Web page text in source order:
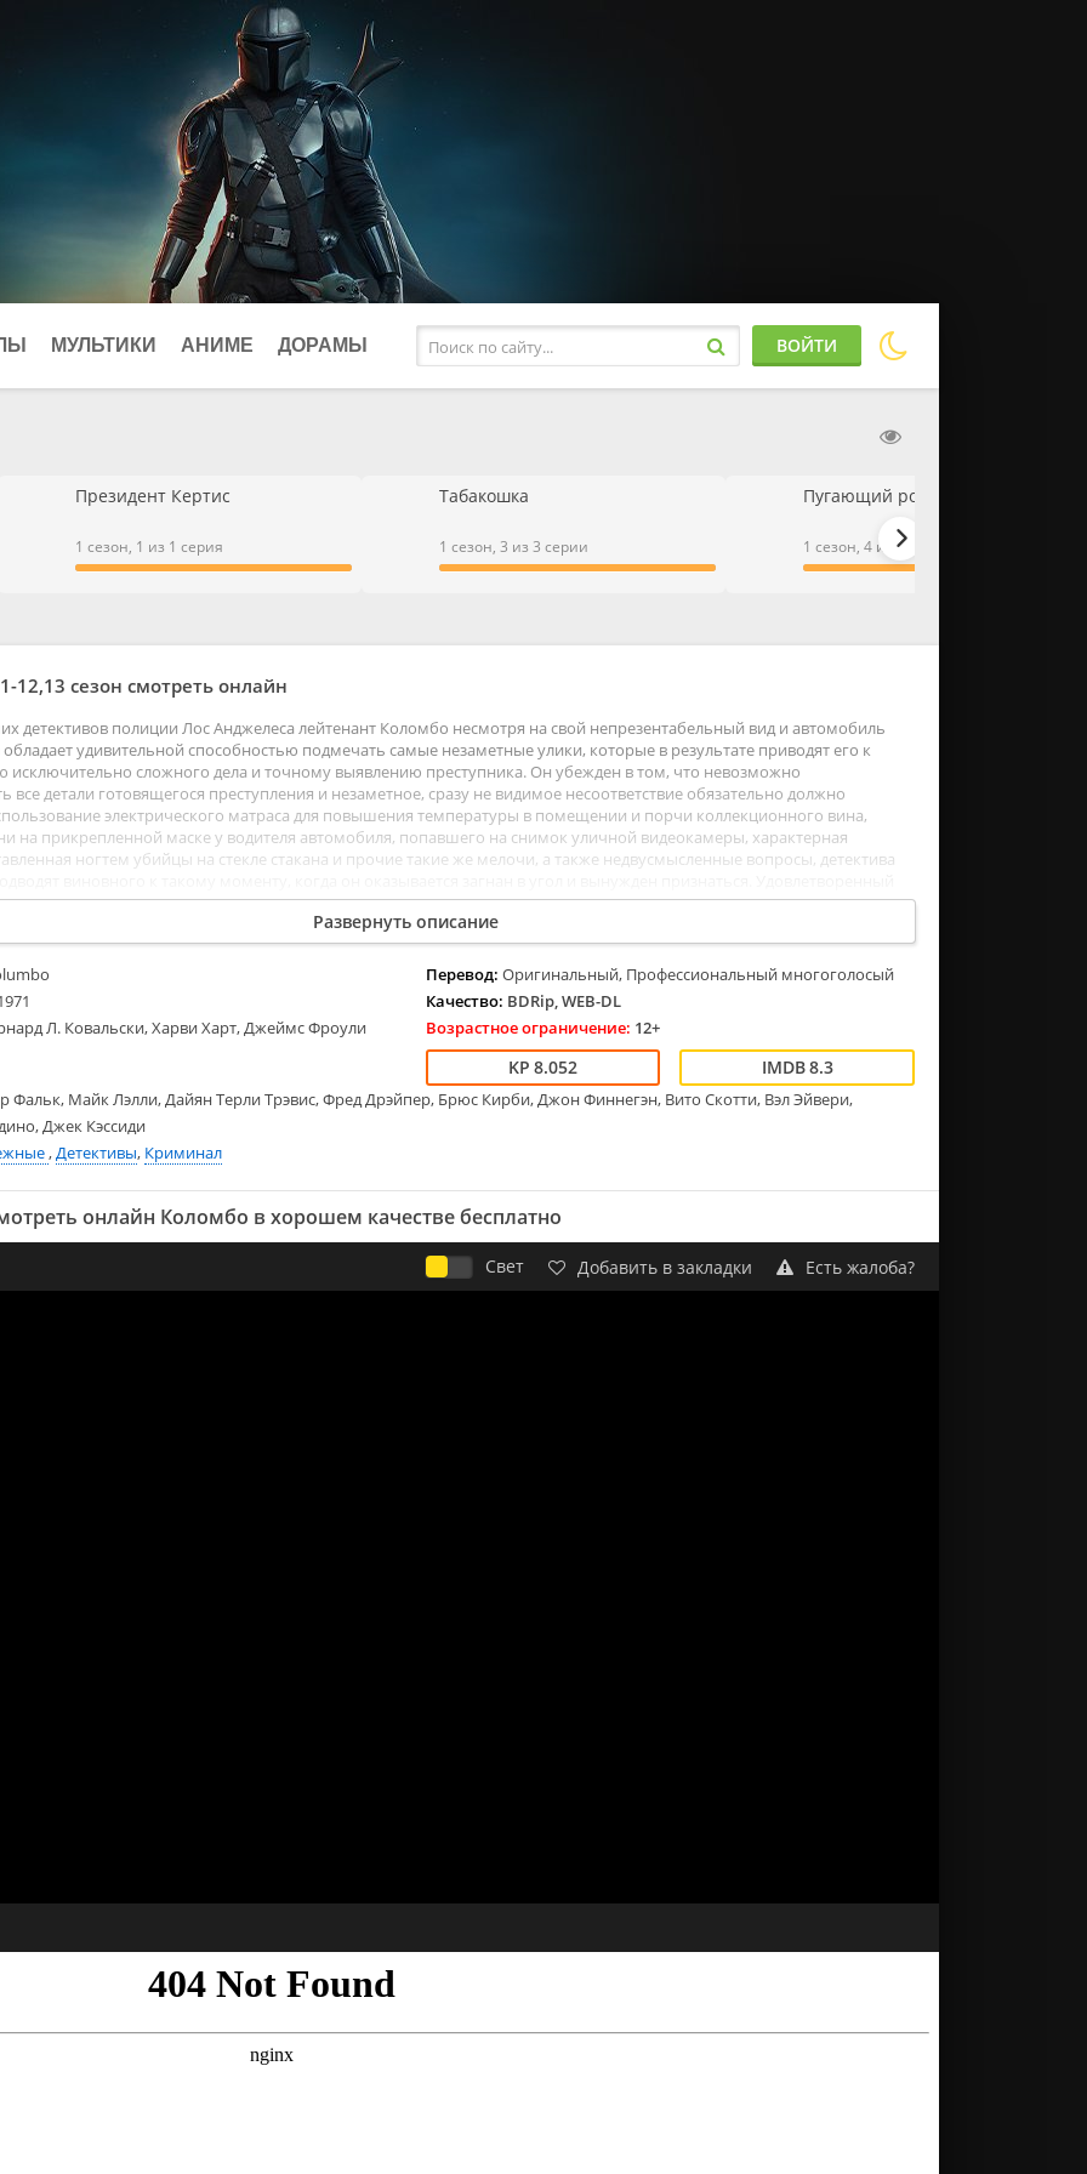
Мелодрамы
Приключения
Триллеры
МУЛЬТИКИ АНИМЕ ДОРАМЫ ВОЙТИ
Президент Кертис
1 сезон, 1 из 1 серия
Табакошка
1 сезон, 3 из 3 серии
Пугающий роман
1 сезон, 4 из 4 серии
1-12,13 сезон смотреть онлайн
детективов полиции Лос Анджелеса лейтенант Коломбо несмотря на свой непрезентабельный вид и автомобиль
удивительной способностью подмечать самые незаметные улики, которые в результате приводят его к
исключительно сложного дела и точному выявлению преступника. Он убежден в том, что невозможно
все детали готовящегося преступления и незаметное, сразу не видимое несоответствие обязательно должно
электрического матраса для повышения температуры в помещении и порчи коллекционного вина,
на прикрепленной маске у водителя автомобиля, попавшего на снимок уличной видеокамеры, характерная
ногтем убийцы на стекле стакана и прочие такие же мелочи, а также недвусмысленные вопросы, детектива
подозреваемого в отделение и приступает к очередному делу, уверенно доставая из кармана сигару и надевая
Развернуть описание
Л. Ковальски, Харви Харт, Джеймс Фроули
Перевод: Оригинальный, Профессиональный многоголосый
Качество: BDRip, WEB-DL
Возрастное ограничение: 12+
8.052 8.3
Фальк, Майк Лэлли, Дайян Терли Трэвис, Фред Дрэйпер, Брюс Кирби, Джон Финнегэн, Вито Скотти, Вэл Эйвери,
Джек Кэссиди
,Детективы, Криминал
онлайн Коломбо в хорошем качестве бесплатно
Свет Добавить в закладки Есть жалоба?